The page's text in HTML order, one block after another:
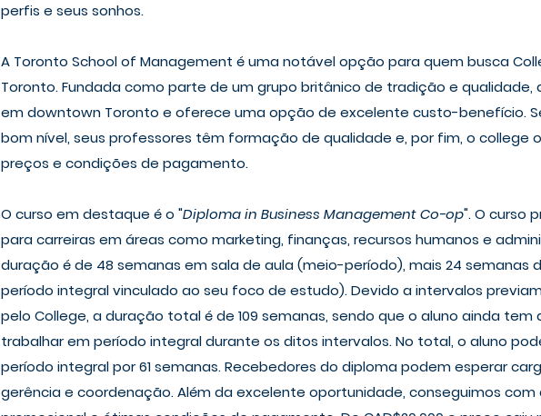
perfis e seus sonhos.
A Toronto School of Management é uma notável opção para quem busca
Toronto. Fundada como parte de um grupo britânico de tradição e qualidade,
em downtown Toronto e oferece uma opção de excelente custo-benefício.
bom nível, seus professores têm formação de qualidade e, por fim, o college
preços e condições de pagamento.
O curso em destaque é o "Diploma in Business Management Co-op". O curso
para carreiras em áreas como marketing, finanças, recursos humanos e
duração é de 48 semanas em sala de aula (meio-período), mais 24 semanas
período integral vinculado ao seu foco de estudo). Devido a intervalos
pelo College, a duração total é de 109 semanas, sendo que o aluno ainda tem
trabalhar em período integral durante os ditos intervalos. No total, o aluno
período integral por 61 semanas. Recebedores do diploma podem esperar
gerência e coordenação. Além da excelente oportunidade, conseguimos com